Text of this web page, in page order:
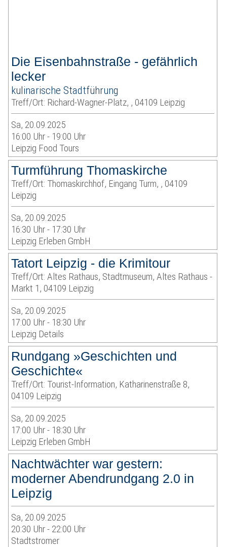
Die Eisenbahnstraße - gefährlich
lecker
kulinarische Stadtführung
Treff/Ort: Richard-Wagner-Platz, , 04109 Leipzig
Sa, 20.09.2025
16:00 Uhr - 19:00 Uhr
Leipzig Food Tours
Turmführung Thomaskirche
Treff/Ort: Thomaskirchhof, Eingang Turm, , 04109
Leipzig
Sa, 20.09.2025
16:30 Uhr - 17:30 Uhr
Leipzig Erleben GmbH
Tatort Leipzig - die Krimitour
Treff/Ort: Altes Rathaus, Stadtmuseum, Altes Rathaus -
Markt 1, 04109 Leipzig
Sa, 20.09.2025
17:00 Uhr - 18:30 Uhr
Leipzig Details
Rundgang »Geschichten und
Geschichte«
Treff/Ort: Tourist-Information, Katharinenstraße 8,
04109 Leipzig
Sa, 20.09.2025
17:00 Uhr - 18:30 Uhr
Leipzig Erleben GmbH
Nachtwächter war gestern:
moderner Abendrundgang 2.0 in
Leipzig
Sa, 20.09.2025
20:30 Uhr - 22:00 Uhr
Stadtstromer